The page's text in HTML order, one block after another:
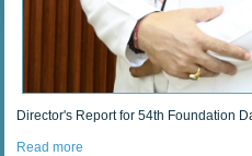
Director's Report for 54th Foundation
Read more